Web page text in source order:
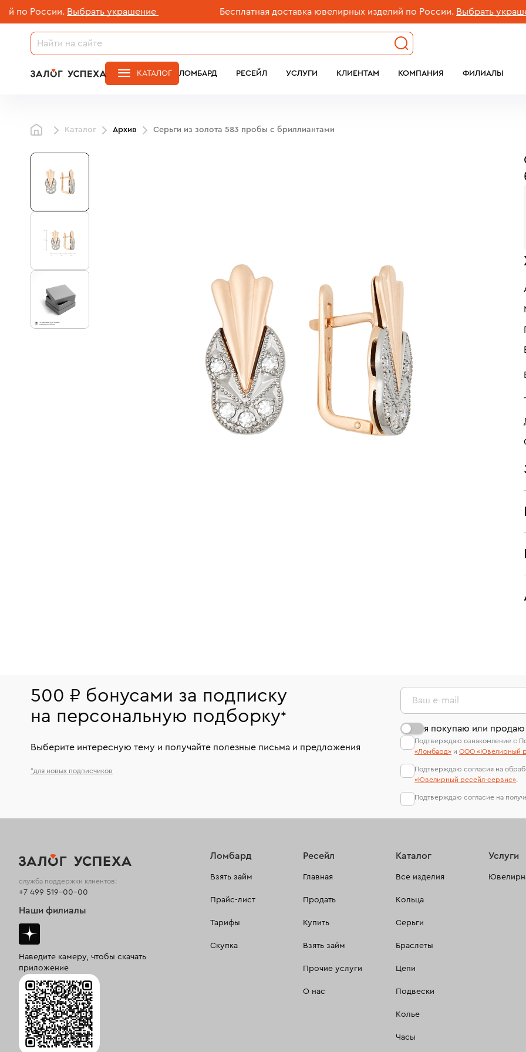
России. Выбрать украшение Бесплатная доставка ювелирных изделий по России. Выбрать украшение
ЛОМБАРД РЕСЕЙЛ УСЛУГИ КЛИЕНТАМ КОМПАНИЯ ФИЛИАЛЫ
КАТАЛОГ
Каталог Архив Серьги из золота 583 пробы c бриллиантами
500 ₽ бонусами за подписку
на персональную подборку*
Выберите интересную тему и получайте полезные письма и предложения
*для новых подписчиков
Ваш e-mail
я покупаю или
Подтверждаю ознакомление с
«Ломбард» и ООО «Ювелирный
Подтверждаю согласия на
«Ювелирный ресейл-сервиc».
Подтверждаю согласие на
Ломбард
Взять займ
Прайс-лист
Тарифы
Скупка
Ресейл
Главная
Продать
Купить
Взять займ
Прочие услуги
О нас
Каталог
Все изделия
Кольца
Серьги
Браслеты
Цепи
Подвески
Колье
Часы
Услуги
служба поддержки клиентов:
+7 499 519-00-00
Наши филиалы
Наведите камеру, чтобы скачать
приложение